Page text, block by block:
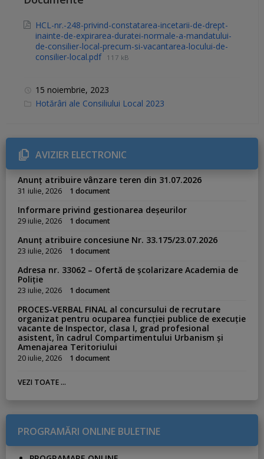
HCL-nr.-248-privind-constatarea-incetarii-de-drept-
inainte-de-expirarea-duratei-normale-a-mandatului-
de-consilier-local-precum-si-vacantarea-locului-de-
consilier-local.pdf 117 kB
15 noiembrie, 2023
C
r
i
e
s
Hotărâri ale Consiliului Local 2023
AVIZIER ELECTRONIC
Anunț atribuire vânzare teren din 31.07.2026
31 iulie, 2026 1 document
Informare privind gestionarea deșeurilor
29 iulie, 2026 1 document
Anunț atribuire concesiune Nr. 33.175/23.07.2026
23 iulie, 2026 1 document
Adresa nr. 33062 – Ofertă de școlarizare Academia de
Poliție
23 iulie, 2026 1 document
PROCES-VERBAL FINAL al concursului de recrutare
organizat pentru ocuparea funcției publice de execuție
vacante de Inspector, clasa I, grad profesional
asistent, în cadrul Compartimentului Urbanism și
Amenajarea Teritoriului
20 iulie, 2026 1 document
VEZI TOATE ...
PROGRAMĂRI ONLINE BULETINE